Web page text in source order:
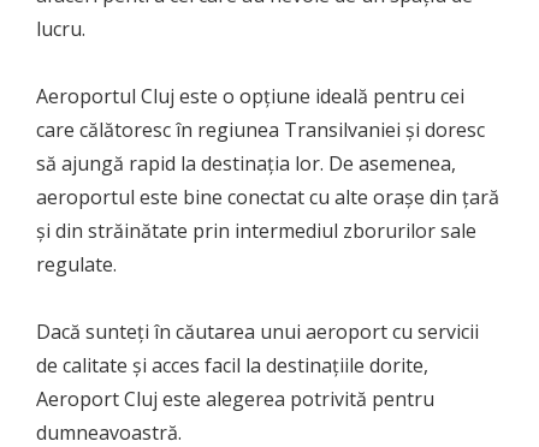
lucru.
Aeroportul Cluj este o opțiune ideală pentru cei
care călătoresc în regiunea Transilvaniei și doresc
să ajungă rapid la destinația lor. De asemenea,
aeroportul este bine conectat cu alte orașe din țară
și din străinătate prin intermediul zborurilor sale
regulate.
Dacă sunteți în căutarea unui aeroport cu servicii
de calitate și acces facil la destinațiile dorite,
Aeroport Cluj este alegerea potrivită pentru
dumneavoastră.